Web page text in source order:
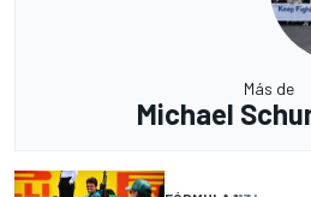
Más de
Michael